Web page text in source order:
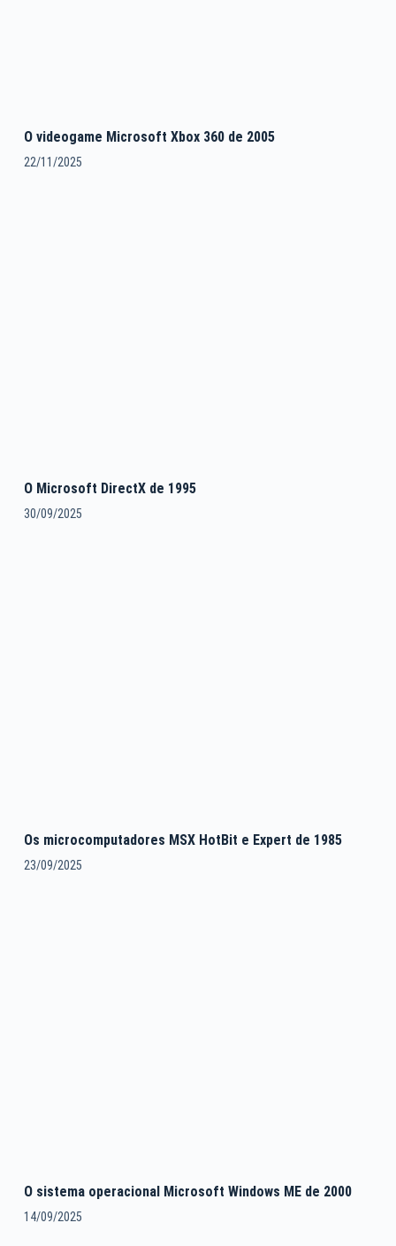
O videogame Microsoft Xbox 360 de 2005
22/11/2025
O Microsoft DirectX de 1995
30/09/2025
Os microcomputadores MSX HotBit e Expert de 1985
23/09/2025
O sistema operacional Microsoft Windows ME de 2000
14/09/2025